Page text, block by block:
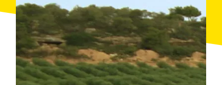
установленные под открытым небом и
являющиеся частью культурного проекта
«Искусство вровень» (Arte en Ras); велосипедный
туристический маршрут «виа верде» (Via Verdе)
комарки Терра-Альта, памятные места Битвы на
реке Эбре (batalla del Ebre), Путь Святого Иакова
(Camino de Santiago) и горный массив Портс-де-
Тортоса-Бесейт (Ports de Tortosa-Beseit).